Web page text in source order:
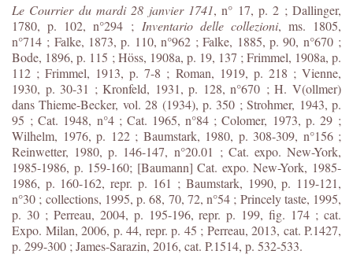
Le Courrier du mardi 28 janvier 1741, n° 17, p. 2 ; Dallinger,
1780, p. 102, n°294 ; Inventario delle collezioni, ms. 1805,
n°714 ; Falke, 1873, p. 110, n°962 ; Falke, 1885, p. 90, n°670 ;
Bode, 1896, p. 115 ; Höss, 1908a, p. 19, 137 ; Frimmel, 1908a, p.
112 ; Frimmel, 1913, p. 7-8 ; Roman, 1919, p. 218 ; Vienne,
1930, p. 30-31 ; Kronfeld, 1931, p. 128, n°670 ; H. V(ollmer)
dans Thieme-Becker, vol. 28 (1934), p. 350 ; Strohmer, 1943, p.
95 ; Cat. 1948, n°4 ; Cat. 1965, n°84 ; Colomer, 1973, p. 29 ;
Wilhelm, 1976, p. 122 ; Baumstark, 1980, p. 308-309, n°156 ;
Reinwetter, 1980, p. 146-147, n°20.01 ; Cat. expo. New-York,
1985-1986, p. 159-160; [Baumann] Cat. expo. New-York, 1985-
1986, p. 160-162, repr. p. 161 ; Baumstark, 1990, p. 119-121,
n°30 ; collections, 1995, p. 68, 70, 72, n°54 ; Princely taste, 1995,
p. 30 ; Perreau, 2004, p. 195-196, repr. p. 199, fig. 174 ; cat.
Expo. Milan, 2006, p. 44, repr. p. 45 ; Perreau, 2013, cat. P.1427,
p. 299-300 ; James-Sarazin, 2016, cat. P.1514, p. 532-533.